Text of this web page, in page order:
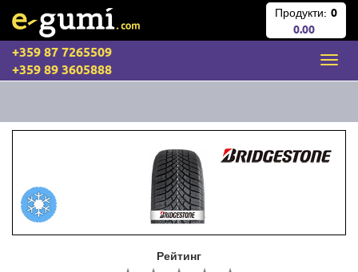
Продукти: 0
0.00
+359 87 7265509
+359 89 3605888
Рейтинг